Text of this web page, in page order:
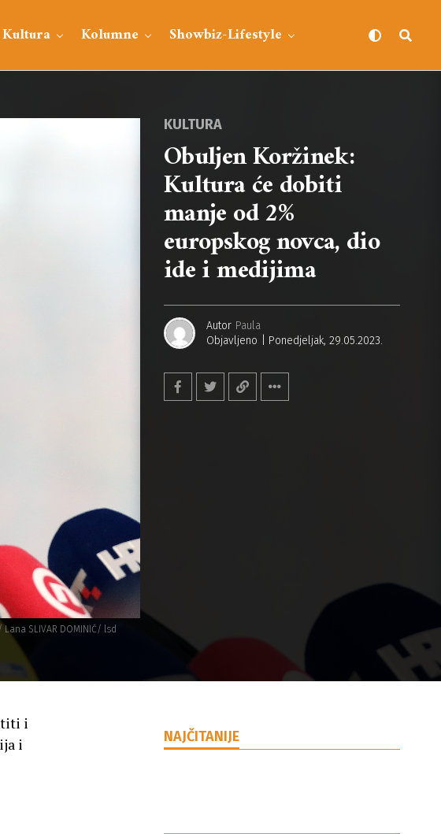
Kultura Kolumne Showbiz-Lifestyle
SLIVAR DOMINIĆ/ lsd
KULTURA
Obuljen Koržinek:
Kultura će dobiti
manje od 2%
europskog novca, dio
ide i medijima
Autor Paula
Objavljeno
Ponedjeljak, 29.05.2023.
i
i
NAJČITANIJE